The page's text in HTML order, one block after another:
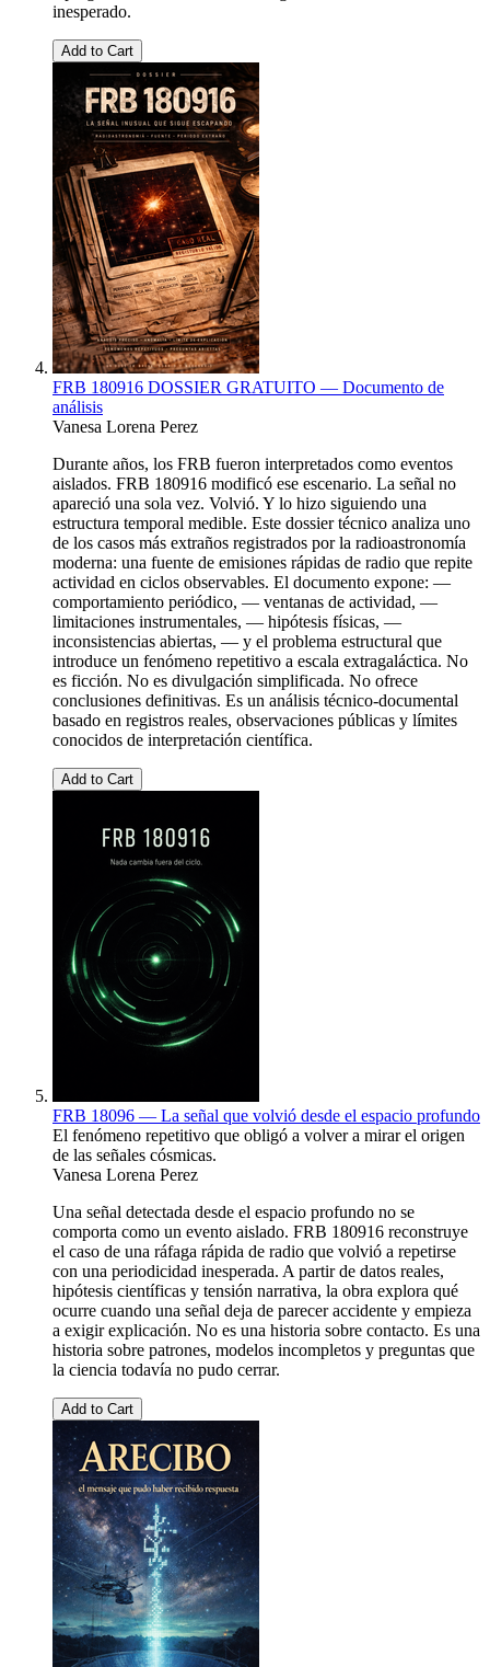
inesperado.
Add to Cart
FRB 180916 DOSSIER GRATUITO — Documento de
análisis
Vanesa Lorena Perez
Durante años, los FRB fueron interpretados como eventos
aislados. FRB 180916 modificó ese escenario. La señal no
apareció una sola vez. Volvió. Y lo hizo siguiendo una
estructura temporal medible. Este dossier técnico analiza uno
de los casos más extraños registrados por la radioastronomía
moderna: una fuente de emisiones rápidas de radio que repite
actividad en ciclos observables. El documento expone: —
comportamiento periódico, — ventanas de actividad, —
limitaciones instrumentales, — hipótesis físicas, —
inconsistencias abiertas, — y el problema estructural que
introduce un fenómeno repetitivo a escala extragaláctica. No
es ficción. No es divulgación simplificada. No ofrece
conclusiones definitivas. Es un análisis técnico-documental
basado en registros reales, observaciones públicas y límites
conocidos de interpretación científica.
Add to Cart
FRB 18096 — La señal que volvió desde el espacio profundo
El fenómeno repetitivo que obligó a volver a mirar el origen
de las señales cósmicas.
Vanesa Lorena Perez
Una señal detectada desde el espacio profundo no se
comporta como un evento aislado. FRB 180916 reconstruye
el caso de una ráfaga rápida de radio que volvió a repetirse
con una periodicidad inesperada. A partir de datos reales,
hipótesis científicas y tensión narrativa, la obra explora qué
ocurre cuando una señal deja de parecer accidente y empieza
a exigir explicación. No es una historia sobre contacto. Es una
historia sobre patrones, modelos incompletos y preguntas que
la ciencia todavía no pudo cerrar.
Add to Cart